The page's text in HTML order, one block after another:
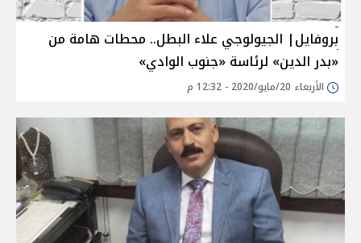
بروفايل| الجيولوجي علاء البطل.. محطات هامة من
«بدر الدين» لرئاسة «جنوب الوادي»
الأربعاء 20/مايو/2020 - 12:32 م